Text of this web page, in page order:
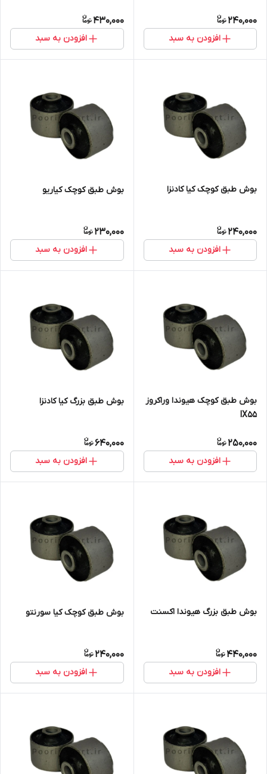
240,000
افزودن به سبد
430,000
افزودن به سبد
بوش طبق کوچک کیا کادنزا
240,000
افزودن به سبد
بوش طبق کوچک کیاریو
230,000
افزودن به سبد
بوش طبق کوچک هیوندا وراکروز
IX55
250,000
افزودن به سبد
بوش طبق بزرگ کیا کادنزا
640,000
افزودن به سبد
بوش طبق بزرگ هیوندا اکسنت
440,000
افزودن به سبد
بوش طبق کوچک کیا سورنتو
240,000
افزودن به سبد